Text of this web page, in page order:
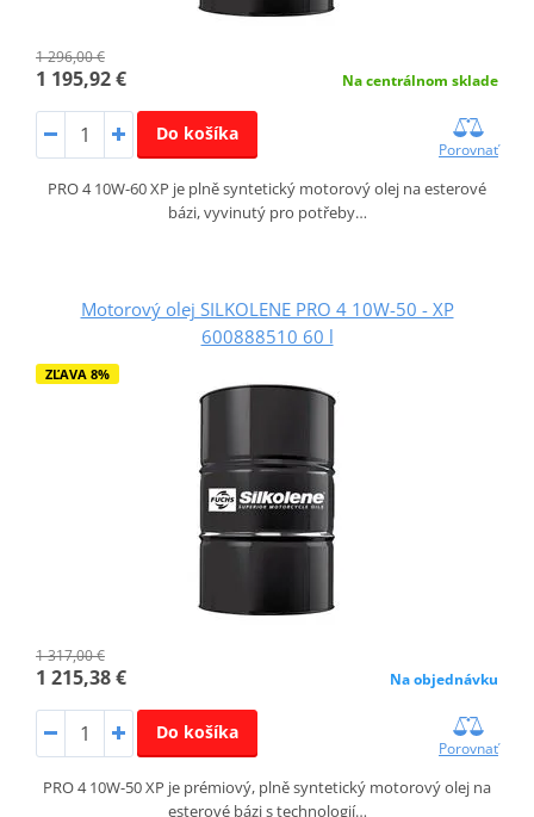
1 296,00 €
1 195,92 € Na centrálnom sklade
Do košíka
Porovnať
PRO 4 10W-60 XP je plně syntetický motorový olej na esterové
bázi, vyvinutý pro potřeby…
Motorový olej SILKOLENE PRO 4 10W-50 - XP
600888510 60 l
ZĽAVA 8%
1 317,00 €
1 215,38 € Na objednávku
Do košíka
Porovnať
PRO 4 10W-50 XP je prémiový, plně syntetický motorový olej na
esterové bázi s technologií…